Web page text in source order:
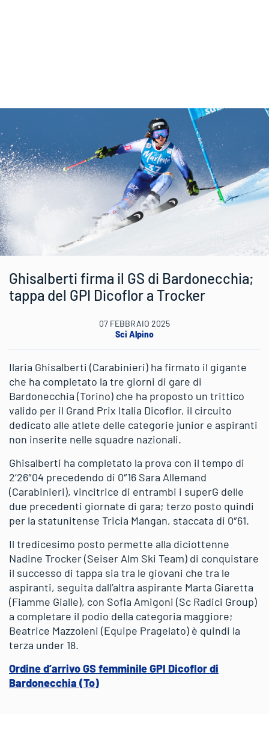
Ghisalberti firma il GS di Bardonecchia;
tappa del GPI Dicoflor a Trocker
07 FEBBRAIO 2025
Sci Alpino
Ilaria Ghisalberti (Carabinieri) ha firmato il gigante
che ha completato la tre giorni di gare di
Bardonecchia (Torino) che ha proposto un trittico
valido per il Grand Prix Italia Dicoflor, il circuito
dedicato alle atlete delle categorie junior e aspiranti
non inserite nelle squadre nazionali.
Ghisalberti ha completato la prova con il tempo di
2’26″04 precedendo di 0″16 Sara Allemand
(Carabinieri), vincitrice di entrambi i superG delle
due precedenti giornate di gara; terzo posto quindi
per la statunitense Tricia Mangan, staccata di 0″61.
Il tredicesimo posto permette alla diciottenne
Nadine Trocker (Seiser Alm Ski Team) di conquistare
il successo di tappa sia tra le giovani che tra le
aspiranti, seguita dall’altra aspirante Marta Giaretta
(Fiamme Gialle), con Sofia Amigoni (Sc Radici Group)
a completare il podio della categoria maggiore;
Beatrice Mazzoleni (Equipe Pragelato) è quindi la
terza under 18.
Ordine d’arrivo GS femminile GPI Dicoflor di
Bardonecchia (To)